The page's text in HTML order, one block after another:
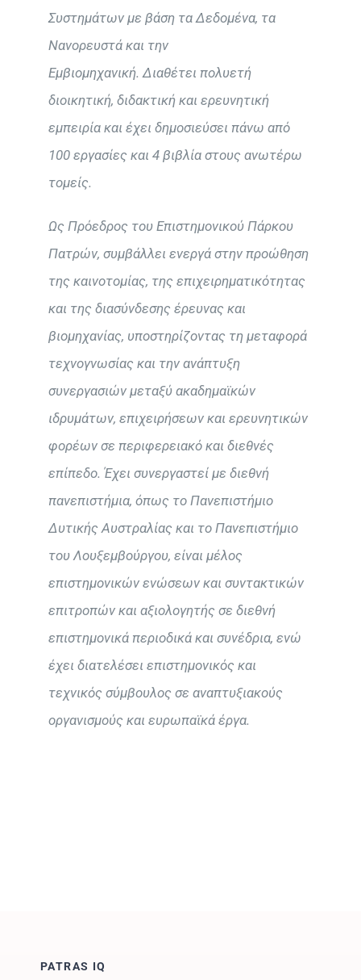
Συστημάτων με βάση τα Δεδομένα, τα
Νανορευστά και την
Εμβιομηχανική. Διαθέτει πολυετή
διοικητική, διδακτική και ερευνητική
εμπειρία και έχει δημοσιεύσει πάνω από
100 εργασίες και 4 βιβλία στους ανωτέρω
τομείς.
Ως Πρόεδρος του Επιστημονικού Πάρκου
Πατρών, συμβάλλει ενεργά στην προώθηση
της καινοτομίας, της επιχειρηματικότητας
και της διασύνδεσης έρευνας και
βιομηχανίας, υποστηρίζοντας τη μεταφορά
τεχνογνωσίας και την ανάπτυξη
συνεργασιών μεταξύ ακαδημαϊκών
ιδρυμάτων, επιχειρήσεων και ερευνητικών
φορέων σε περιφερειακό και διεθνές
επίπεδο. Έχει συνεργαστεί με διεθνή
πανεπιστήμια, όπως το Πανεπιστήμιο
Δυτικής Αυστραλίας και το Πανεπιστήμιο
του Λουξεμβούργου, είναι μέλος
επιστημονικών ενώσεων και συντακτικών
επιτροπών και αξιολογητής σε διεθνή
επιστημονικά περιοδικά και συνέδρια, ενώ
έχει διατελέσει επιστημονικός και
τεχνικός σύμβουλος σε αναπτυξιακούς
οργανισμούς και ευρωπαϊκά έργα.
PATRAS IQ